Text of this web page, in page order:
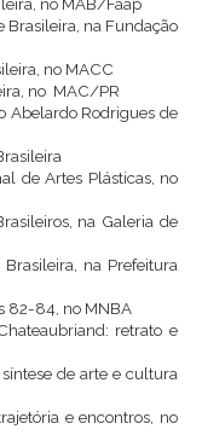
Brasileira, na Fundação
no MACC
no MAC/PR
Abelardo Rodrigues de
de Artes Plásticas, no
na Galeria de
na Prefeitura
82-84, no MNBA
retrato e
de arte e cultura
e encontros, no